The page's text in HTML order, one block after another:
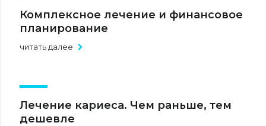
Комплексное лечение и финансовое
планирование
читать далее
Лечение кариеса. Чем раньше, тем
дешевле